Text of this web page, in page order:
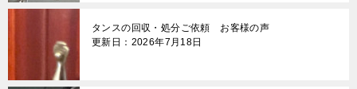
タンスの回収・処分ご依頼 お客様の声
更新日：2026年7月18日